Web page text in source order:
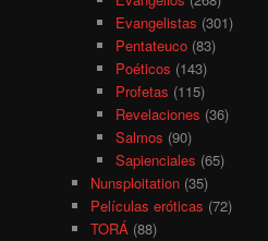
Evangelistas (301)
Pentateuco(83)
Poéticos (143)
Profetas (115)
Revelaciones (36)
Salmos (90)
Sapienciales (65)
Nunsploitation (35)
Películas eróticas (72)
TORÁ (88)